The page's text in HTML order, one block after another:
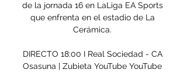
de la jornada 16 en LaLiga EA Sports
que enfrenta en el estadio de La
Cerámica.
DIRECTO 18:00 I Real Sociedad - CA
Osasuna | Zubieta YouTube YouTube